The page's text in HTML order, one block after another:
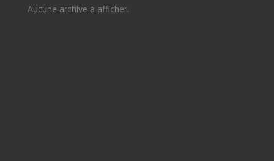
Aucune archive à afficher.